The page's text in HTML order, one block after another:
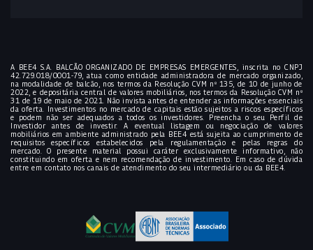
A BEE4 S.A. BALCÃO ORGANIZADO DE EMPRESAS EMERGENTES, inscrita no CNPJ
42.729.018/0001-79, atua como entidade administradora de mercado organizado,
na modalidade de balcão, nos termos da Resolução CVM nº 135, de 10 de junho de
2022, e depositária central de valores mobiliários, nos termos da Resolução CVM nº
31 de 19 de maio de 2021. Não invista antes de entender as informações essenciais
da oferta. Investimentos no mercado de capitais estão sujeitos a riscos específicos
e podem não ser adequados a todos os investidores. Preencha o seu Perfil de
Investidor antes de investir. A eventual listagem ou negociação de valores
mobiliários em ambiente administrado pela BEE4 está sujeita ao cumprimento de
requisitos específicos estabelecidos pela regulamentação e pelas regras do
mercado. O presente material possui caráter exclusivamente informativo, não
constituindo em oferta e nem recomendação de investimento. Em caso de dúvida
entre em contato nos canais de atendimento do seu intermediário ou da BEE4.